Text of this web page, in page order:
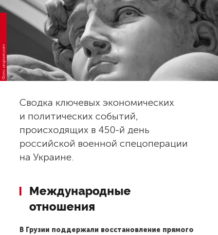
Фото: unsplash.com
Сводка ключевых экономических
и политических событий,
происходящих в 450-й день
российской военной спецоперации
на Украине.
Международные
отношения
В Грузии поддержали восстановление прямого